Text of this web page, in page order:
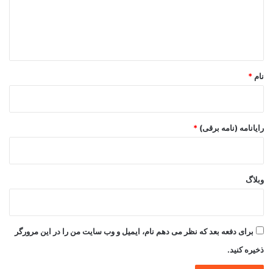
نام *
رایانامه (نامه برقی) *
وبلاگ
برای دفعه بعد که نظر می دهم نام، ایمیل و وب سایت من را در این مرورگر
ذخیره کنید.